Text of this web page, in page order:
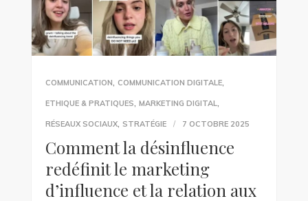
COMMUNICATION, COMMUNICATION DIGITALE,
ETHIQUE & PRATIQUES, MARKETING DIGITAL,
RÉSEAUX SOCIAUX, STRATÉGIE 7 OCTOBRE 2025
Comment la désinfluence
redéfinit le marketing
d’influence et la relation aux